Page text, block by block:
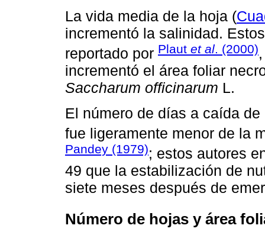
La vida media de la hoja (
incrementó la salinidad.
reportado por Plaut et al. (2000)
incrementó el área foliar
Saccharum officinarum L.
El número de días a caída
fue ligeramente menor de la
Pandey (1979); estos autores
49 que la estabilización de
siete meses después de
Número de hojas y área